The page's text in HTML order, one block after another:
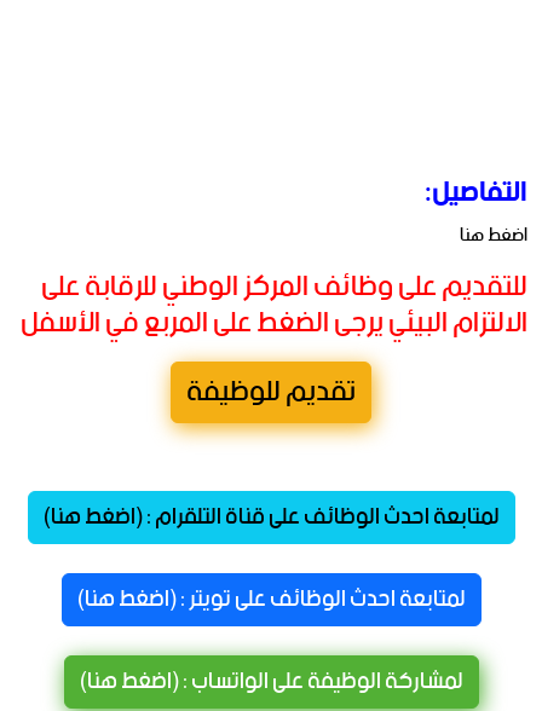
التفاصيل:
اضغط هنا
للتقديم على وظائف المركز الوطني للرقابة على
الالتزام البيئي يرجى الضغط على المربع في الأسفل
تقديم للوظيفة
لمتابعة احدث الوظائف على قناة التلقرام : (اضغط هنا)
لمتابعة احدث الوظائف على تويتر : (اضغط هنا)
لمشاركة الوظيفة على الواتساب : (اضغط هنا)